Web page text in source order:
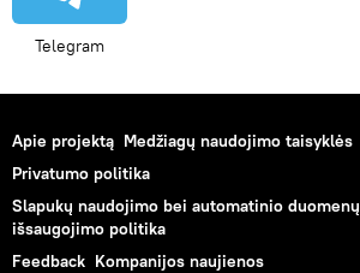
Telegram
Apie projektą Medžiagų naudojimo taisyklės
Privatumo politika
Slapukų naudojimo bei automatinio duomenų
išsaugojimo politika
Feedback Kompanijos naujienos